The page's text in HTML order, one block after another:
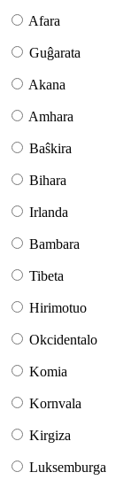
Afara
Guĝarata
Akana
Amhara
Baŝkira
Bihara
Irlanda
Bambara
Tibeta
Hirimotuo
Okcidentalo
Komia
Kornvala
Kirgiza
Luksemburga